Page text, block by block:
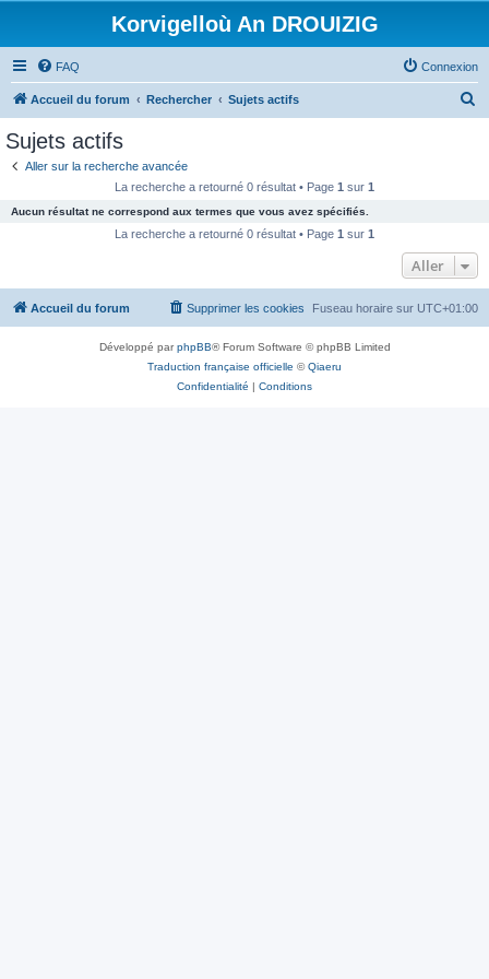
Korvigelloù An DROUIZIG
FAQ Connexion
Accueil du forum Rechercher Sujets actifs
c
e
Sujets actifs
Aller sur la recherche avancée
La recherche a retourné 0 résultat • Page 1 sur 1
Aucun résultat ne correspond aux termes que vous avez spécifiés.
La recherche a retourné 0 résultat • Page 1 sur 1
Aller
Accueil du forum Fuseau horaire sur UTC+01:00
Supprimer les cookies
Développé parphpBB® Forum Software © phpBB Limited
Traduction française officielle ©Qiaeru
Confidentialité | Conditions